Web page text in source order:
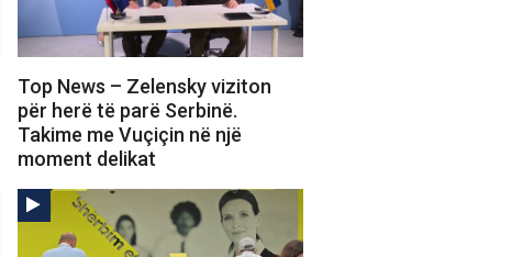
Top News – Zelensky viziton
për herë të parë Serbinë.
Takime me Vuçiçin në një
moment delikat